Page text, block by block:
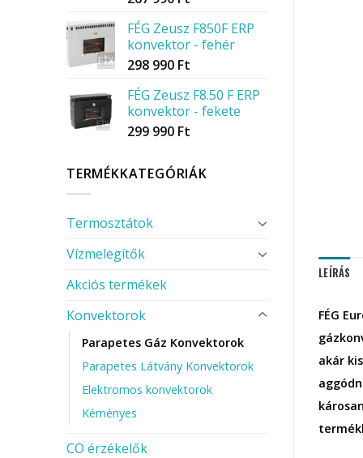
FÉG Zeusz F850F ERP
konvektor - fehér
298 990 Ft
FÉG Zeusz F8.50 F ERP
konvektor - fekete
299 990 Ft
TERMÉKKATEGÓRIÁK
Termosztátok
Vízmelegítők
Akciós termékek
Konvektorok
Parapetes Gáz Konvektorok
Parapetes Látvány Konvektorok
Elektromos konvektorok
Kéményes
CO érzékelők
LEÍRÁS
FÉG
akár